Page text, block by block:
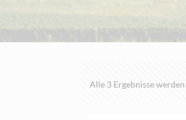
Alle 3 Ergebnisse